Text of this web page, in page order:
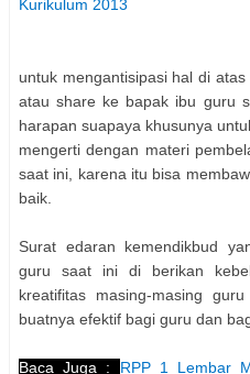
Kurikulum 2013
untuk mengantisipasi hal di
atau share ke bapak ibu guru
harapan suapaya khusunya
mengerti dengan materi
saat ini, karena itu bisa
baik.
Surat edaran kemendikbud
guru saat ini di berikan
kreatifitas masing-masing
buatnya efektif bagi guru dan
Baca Juga : RPP 1 Lembar